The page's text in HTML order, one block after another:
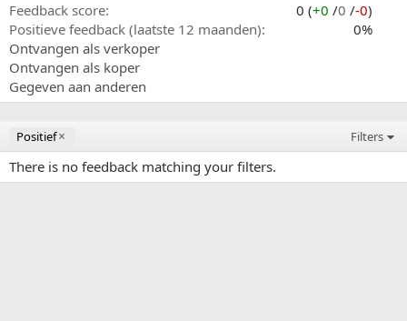
Feedback score
0 (+0 /0 /-0)
Positieve feedback (laatste 12 maanden)
0%
Ontvangen als verkoper
Ontvangen als koper
Gegeven aan anderen
Positief Filters
There is no feedback matching your filters.